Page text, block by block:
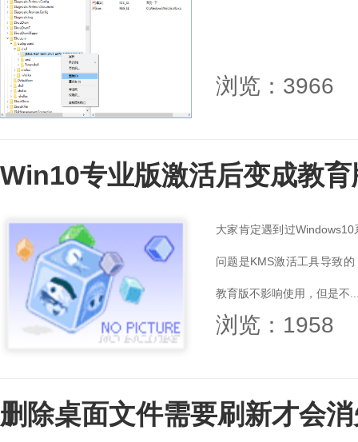
浏览：3966
Win10专业版激活后变成教
大家肯定遇到过
问题是KMS激活工具导致
教育版不影响使用，但是不
浏览：1958
删除桌面文件需要刷新才会